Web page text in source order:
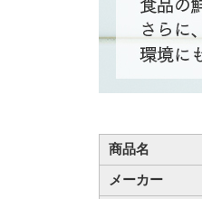
商品名
メーカー